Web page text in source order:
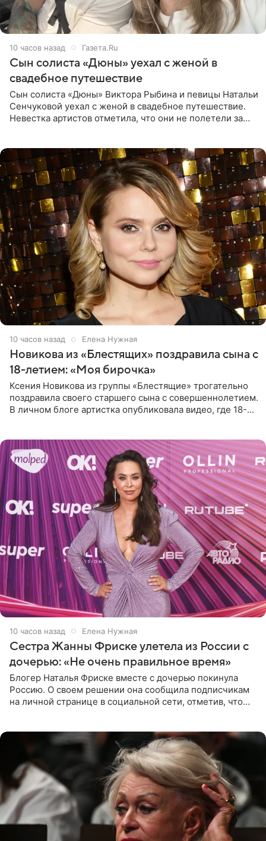
10 часов назад Газета.Ru
Сын солиста «Дюны» уехал с женой в
свадебное путешествие
Сын солиста «Дюны» Виктора Рыбина и певицы Натальи
Сенчуковой уехал с женой в свадебное путешествие.
Невестка артистов отметила, что они не полетели за
10 часов назад Елена Нужная
Новикова из «Блестящих» поздравила сына с
18-летием: «Моя бирочка»
Ксения Новикова из группы «Блестящие» трогательно
поздравила своего старшего сына с совершеннолетием.
В личном блоге артистка опубликовала видео, где 18-
10 часов назад Елена Нужная
Сестра Жанны Фриске улетела из России с
дочерью: «Не очень правильное время»
Блогер Наталья Фриске вместе с дочерью покинула
Россию. О своем решении она сообщила подписчикам
на личной странице в социальной сети, отметив, что